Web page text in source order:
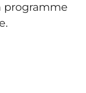
programme